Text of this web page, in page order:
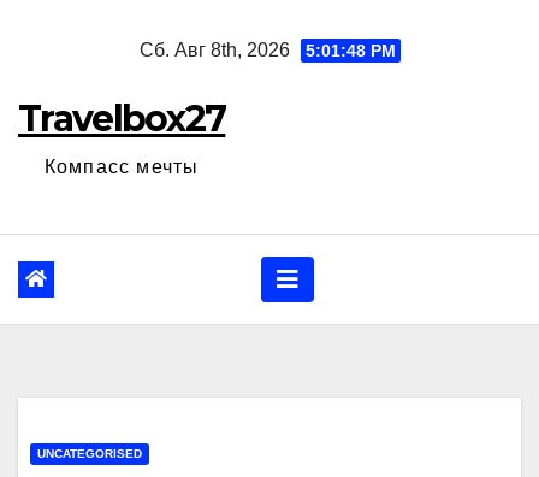
Сб. Авг 8th, 2026 5:01:49 PM
Travelbox27
Компасс мечты
UNCATEGORISED